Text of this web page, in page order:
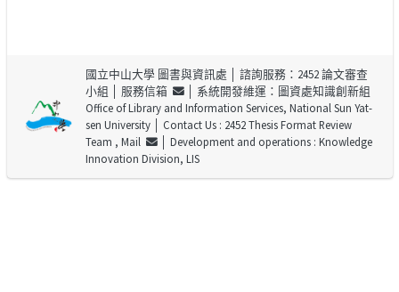
國立中山大學 圖書與資訊處 │ 諮詢服務：2452 論文審查
小組 │ 服務信箱
│ 系統開發維運：圖資處知識創新組
Office of Library and Information Services, National Sun Yat-
sen University│ Contact Us : 2452 Thesis Format Review
Team , Mail
│ Development and operations : Knowledge
Innovation Division, LIS